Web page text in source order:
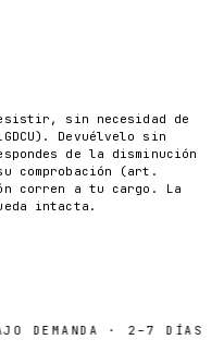
sin necesidad de
Devuélvelo sin
de la disminución
comprobación (art.
corren a tu cargo. La
intacta.
DEMANDA · 2–7 DÍAS